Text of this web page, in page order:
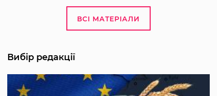
ВСІ МАТЕРІАЛИ
Вибір редакції